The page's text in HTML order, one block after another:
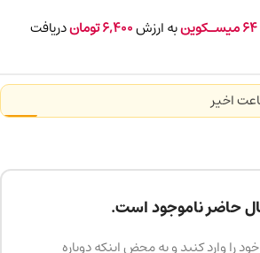
64میسـکوینبه ارزش6,400توماندریافت
حاضر ناموجود است.
را وارد کنید و به محض اینکه دوباره